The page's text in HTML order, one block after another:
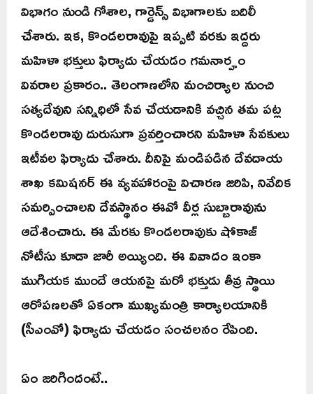
విభాగం నుండి గోశాల, గార్డెన్స్ విభాగాలకు బదిలీ
చేశారు. ఇక, కొండలరావుపై ఇప్పటి వరకు ఇద్దరు
మహిళా భక్తులు ఫిర్యాదు చేయడం గమనార్హం
వివరాల ప్రకారం.. తెలంగాణలోని మంచిర్యాల నుంచి
సత్యదేవుని సన్నిధిలో సేవ చేయడానికి వచ్చిన తమ పట్ల
కొండలరావు దురుసుగా ప్రవర్తించారని మహిళా సేవకులు
ఇటీవల ఫిర్యాదు చేశారు. దీనిపై మండిపడిన దేవదాయ
శాఖ కమిషనర్ ఈ వ్యవహారంపై విచారణ జరిపి, నివేదిక
సమర్పించాలని దేవస్థానం ఈవో వీర్ల సుబ్బారావును
ఆదేశించారు. ఈ మేరకు కొండలరావుకు షోకాజ్
నోటీసు కూడా జారీ అయ్యింది. ఈ వివాదం ఇంకా
ముగియక ముందే ఆయనపై మరో భక్తుడు తీవ్ర స్థాయి
ఆరోపణలతో ఏకంగా ముఖ్యమంత్రి కార్యాలయానికి
(సీఎంవో) ఫిర్యాదు చేయడం సంచలనం రేపింది.
ఏం జరిగిందంటే..